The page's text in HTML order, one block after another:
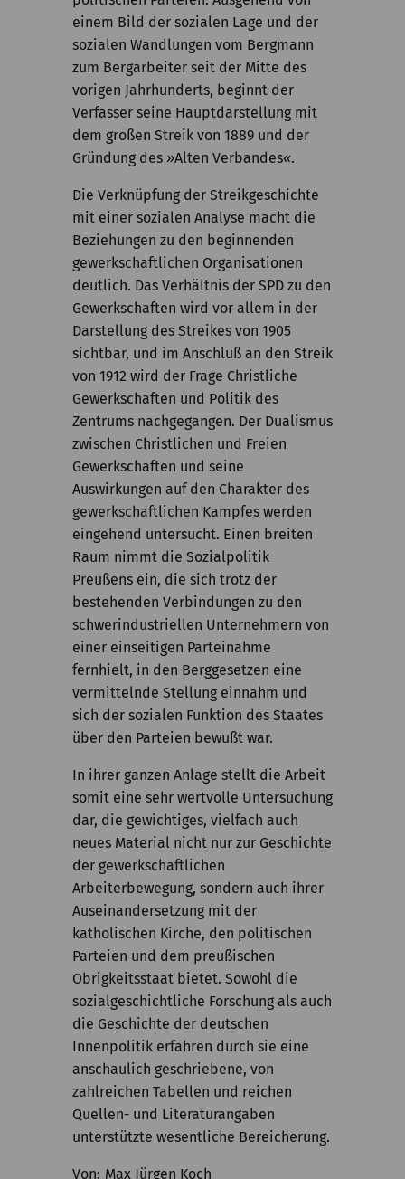
einem Bild der sozialen Lage und der
sozialen Wandlungen vom Bergmann
zum Bergarbeiter seit der Mitte des
vorigen Jahrhunderts, beginnt der
Verfasser seine Hauptdarstellung mit
dem großen Streik von 1889 und der
Gründung des »Alten Verbandes«.
Die Verknüpfung der Streikgeschichte
mit einer sozialen Analyse macht die
Beziehungen zu den beginnenden
gewerkschaftlichen Organisationen
deutlich. Das Verhältnis der SPD zu den
Gewerkschaften wird vor allem in der
Darstellung des Streikes von 1905
sichtbar, und im Anschluß an den Streik
von 1912 wird der Frage Christliche
Gewerkschaften und Politik des
Zentrums nachgegangen. Der Dualismus
zwischen Christlichen und Freien
Gewerkschaften und seine
Auswirkungen auf den Charakter des
gewerkschaftlichen Kampfes werden
eingehend untersucht. Einen breiten
Raum nimmt die Sozialpolitik
Preußens ein, die sich trotz der
bestehenden Verbindungen zu den
schwerindustriellen Unternehmern von
einer einseitigen Parteinahme
fernhielt, in den Berggesetzen eine
vermittelnde Stellung einnahm und
sich der sozialen Funktion des Staates
über den Parteien bewußt war.
In ihrer ganzen Anlage stellt die Arbeit
somit eine sehr wertvolle Untersuchung
dar, die gewichtiges, vielfach auch
neues Material nicht nur zur Geschichte
der gewerkschaftlichen
Arbeiterbewegung, sondern auch ihrer
Auseinandersetzung mit der
katholischen Kirche, den politischen
Parteien und dem preußischen
Obrigkeitsstaat bietet. Sowohl die
sozialgeschichtliche Forschung als auch
die Geschichte der deutschen
Innenpolitik erfahren durch sie eine
anschaulich geschriebene, von
zahlreichen Tabellen und reichen
Quellen- und Literaturangaben
unterstützte wesentliche Bereicherung.
Von Max Jürgen Koch